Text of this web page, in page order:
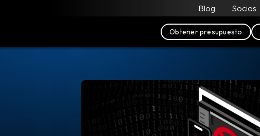
Blog Socios
Obtener presupuesto